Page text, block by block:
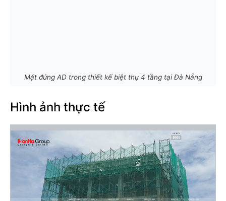
Mặt đứng AD trong thiết kế biệt thự 4 tầng tại Đà Nẵng
Hình ảnh thực tế